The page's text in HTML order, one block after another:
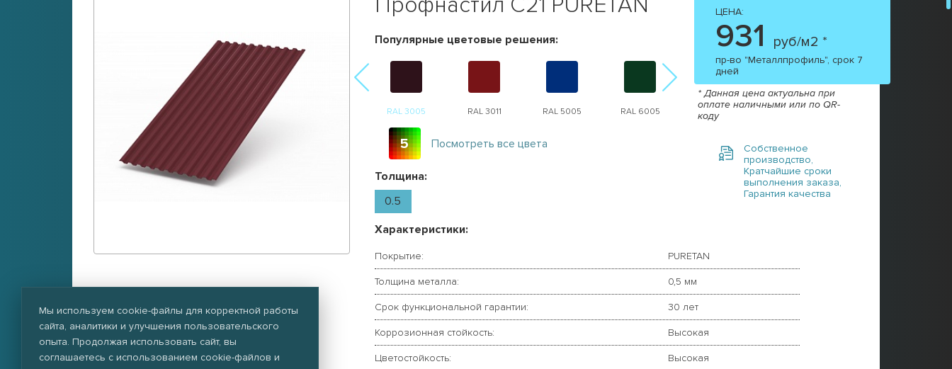
Популярные цветовые решения:
RAL 5005 RAL 6005 RAL 3005 RAL 3011 RAL 5005 RAL 6005 RAL 8017
5 Посмотреть все цвета
Толщина:
0.5
Характеристики:
Покрытие: PURETAN
Толщина металла: 0,5 мм
Срок функциональной гарантии: 30 лет
Коррозионная стойкость: Высокая
Цветостойкость: Высокая
ЦЕНА:
931 руб/м2 *
пр-во "Металлпрофиль", срок 7
дней
* Данная цена актуальна при
оплате наличными или по QR-
коду
Собственное
производство,
Кратчайшие сроки
выполнения заказа,
Гарантия качества
Мы используем cookie-файлы для корректной работы
сайта, аналитики и улучшения пользовательского
опыта. Продолжая использовать сайт, вы
соглашаетесь с использованием cookie-файлов и